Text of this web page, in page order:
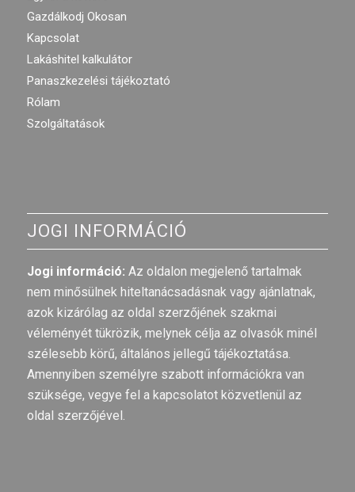
Gazdálkodj Okosan
Kapcsolat
Lakáshitel kalkulátor
Panaszkezelési tájékoztató
Rólam
Szolgáltatások
JOGI INFORMÁCIÓ
Jogi információ: Az oldalon megjelenő tartalmak
nem minősülnek hiteltanácsadásnak vagy ajánlatnak,
azok kizárólag az oldal szerzőjének szakmai
véleményét tükrözik, melynek célja az olvasók minél
szélesebb körű, általános jellegű tájékoztatása.
Amennyiben személyre szabott információkra van
szüksége, vegye fel a kapcsolatot közvetlenül az
oldal szerzőjével.